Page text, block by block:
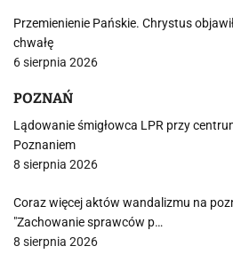
Przemienienie Pańskie. Chrystus
chwałę
6 sierpnia 2026
POZNAŃ
Lądowanie śmigłowca LPR przy
Poznaniem
8 sierpnia 2026
Coraz więcej aktów wandalizmu na
"Zachowanie sprawców p…
8 sierpnia 2026